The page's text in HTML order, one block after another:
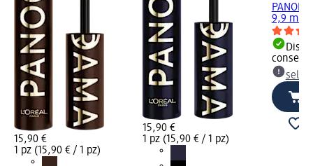
15,90 €
1 pz (15,90 € / 1 pz)
15,90 €
1 pz (15,90 € / 1 pz)
9,9 ml